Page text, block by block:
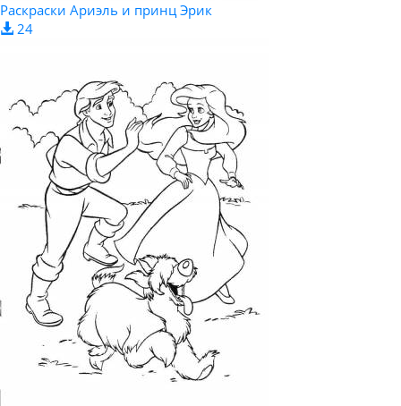
Раскраски Ариэль и принц Эрик
24